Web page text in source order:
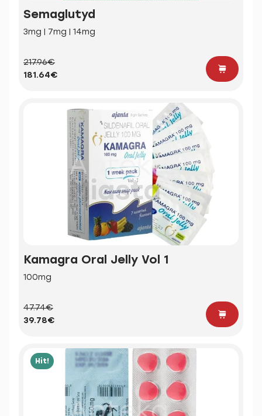
Semaglutyd
3mg | 7mg | 14mg
217.96€
181.64€
Kamagra Oral Jelly Vol 1
100mg
47.74€
39.78€
Hit!